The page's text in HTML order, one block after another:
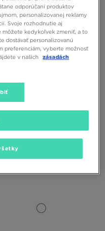
CRESS
€ – najnižšia cena
odporúčaní produktov
personalizovanej reklamy
Svoje rozhodnutie aj
môžete kedykoľvek zmeniť, a to
dostávať personalizovanú
preferenciám, vyberte možnosť
v našich
zásadách